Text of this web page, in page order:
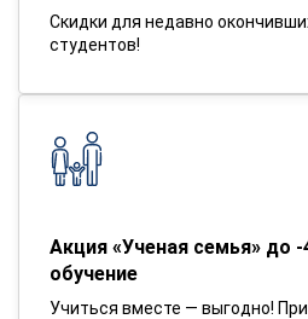
Скидки для недавно
студентов!
Акция «Ученая семья» до -
обучение
Учиться вместе — выгодно!